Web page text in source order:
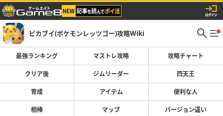
ピカブイ(ポケモンレッツゴー)攻略Wiki
最強ランキング マストレ攻略 攻略チャート
クリア後 ジムリーダー 四天王
育成 アイテム 便利な人
相棒 マップ バージョン違い